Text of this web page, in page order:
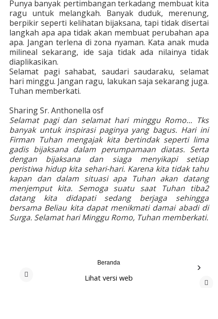
Punya banyak pertimbangan terkadang membuat kita
ragu untuk melangkah. Banyak duduk, merenung,
berpikir seperti kelihatan bijaksana, tapi tidak disertai
langkah apa apa tidak akan membuat perubahan apa
apa. Jangan terlena di zona nyaman. Kata anak muda
milineal sekarang, ide saja tidak ada nilainya tidak
diaplikasikan.
Selamat pagi sahabat, saudari saudaraku, selamat
hari minggu. Jangan ragu, lakukan saja sekarang juga.
Tuhan memberkati.
Sharing Sr. Anthonella osf
Selamat pagi dan selamat hari minggu Romo... Tks
banyak untuk inspirasi paginya yang bagus. Hari ini
Firman Tuhan mengajak kita bertindak seperti lima
gadis bijaksana dalam perumpamaan diatas. Serta
dengan bijaksana dan siaga menyikapi setiap
peristiwa hidup kita sehari-hari. Karena kita tidak tahu
kapan dan dalam situasi apa Tuhan akan datang
menjemput kita. Semoga suatu saat Tuhan tiba2
datang kita didapati sedang berjaga sehingga
bersama Beliau kita dapat menikmati damai abadi di
Surga. Selamat hari Minggu Romo, Tuhan memberkati.
›
Beranda
Lihat versi web